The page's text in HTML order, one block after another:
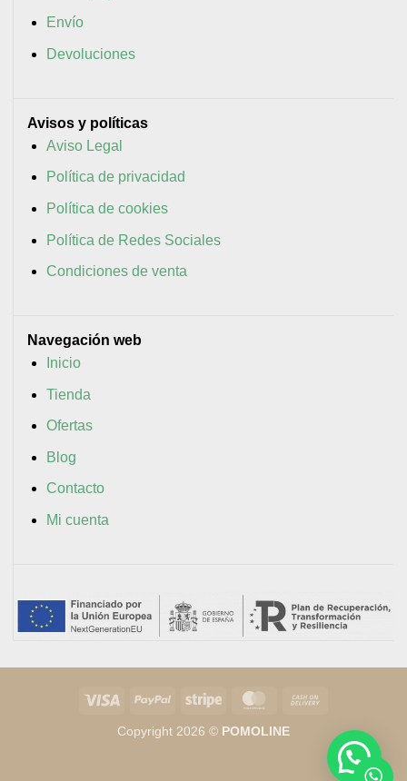
Envío
Devoluciones
Avisos y políticas
Aviso Legal
Política de privacidad
Política de cookies
Política de Redes Sociales
Condiciones de venta
Navegación web
Inicio
Tienda
Ofertas
Blog
Contacto
Mi cuenta
Visa PayPal Stripe MasterCard
Delivery
Copyright 2026 © POMOLINE